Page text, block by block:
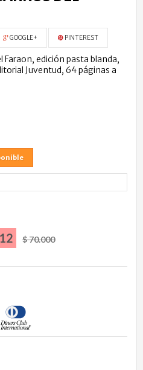
GOOGLE+ PINTEREST
Faraon, edición pasta blanda,
Juventud, 64 páginas a
$ 70.000